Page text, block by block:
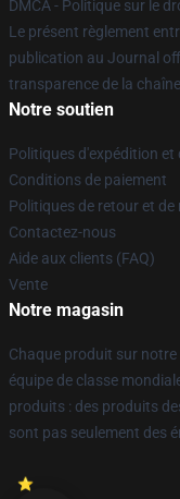
DMCA - Politique sur le
Le présent règlement
publication au Journal
transparence de la
Notre soutien
Politiques d'expédition et
Conditions de paiement
Politiques de retour et
Contactez-nous
Aide aux clients (FAQ)
Vente
Notre magasin
Chaque produit sur
équipe de classe
produits : des produits
sont pas seulement des